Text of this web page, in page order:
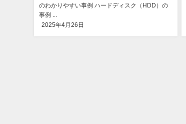
のわかりやすい事例 ハードディスク（HDD）の
事例 ...
2025年4月26日